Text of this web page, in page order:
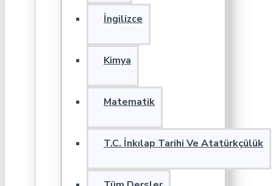
İngilizce
Kimya
Matematik
T.C. İnkılap Tarihi Ve Atatürkçülük